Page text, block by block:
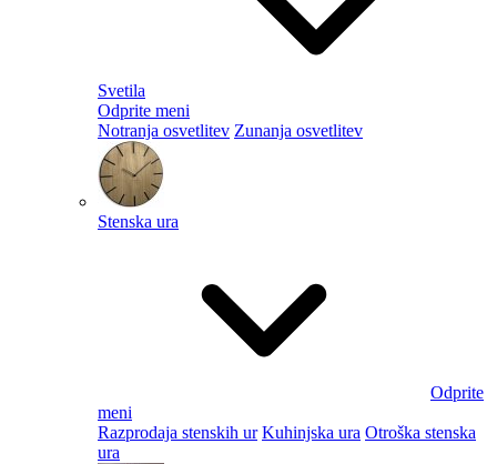
Svetila
Odprite meni
Notranja osvetlitev Zunanja osvetlitev
Stenska ura
Odprite
meni
Razprodaja stenskih ur Kuhinjska ura Otroška stenska
ura